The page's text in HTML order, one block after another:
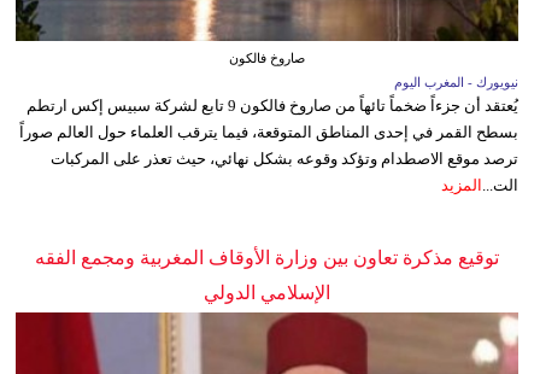
صاروخ فالكون
نيويورك - المغرب اليوم
يُعتقد أن جزءاً ضخماً تائهاً من صاروخ فالكون 9 تابع لشركة سبيس إكس ارتطم
بسطح القمر في إحدى المناطق المتوقعة، فيما يترقب العلماء حول العالم صوراً
ترصد موقع الاصطدام وتؤكد وقوعه بشكل نهائي، حيث تعذر على المركبات
الت... المزيد
توقيع مذكرة تعاون بين وزارة الأوقاف المغربية ومجمع الفقه
الإسلامي الدولي